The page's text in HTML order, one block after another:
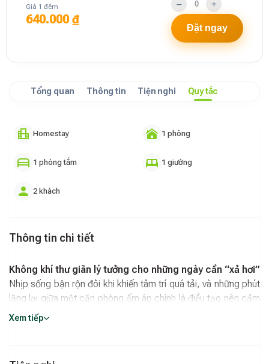
Giá 1 đêm
640.000 ₫
Đặt ngay
Tổng quan Thông tin Tiện nghi Quy tắc
Homestay 1 phòng
1 phòng tắm 1 giường
2 khách
Thông tin chi tiết
Không khí thư giãn lý tưởng cho những ngày cần “xả hơi”
Nhịp sống bận rộn đôi khi khiến tâm trí quá tải, và những phút
lặng lại giữa một căn phòng ấm áp chính là điều tạo nên cảm
giác cân bằng.
Xem tiếp